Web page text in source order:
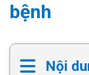
bệnh
Nội